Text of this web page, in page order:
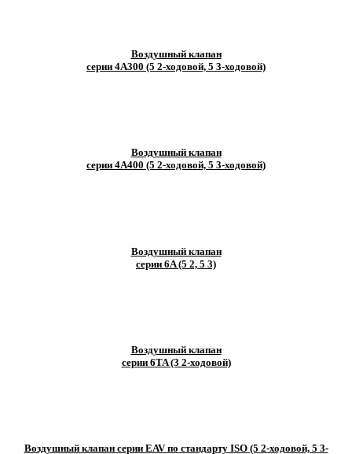
Воздушный клапан
серии 4A300 (5 2-ходовой, 5 3-ходовой)
Воздушный клапан
серии 4A400 (5 2-ходовой, 5 3-ходовой)
Воздушный клапан
серии 6A (5 2, 5 3)
Воздушный клапан
серии 6TA (3 2-ходовой)
Воздушный клапан серии EAV по стандарту ISO (5 2-ходовой, 5 3-